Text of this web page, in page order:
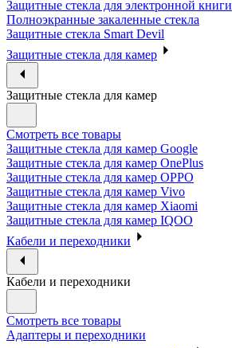
Защитные стекла для электронной книги
Полноэкранные закаленные стекла
Защитные стекла Smart Devil
Защитные стекла для камер
Защитные стекла для камер
Смотреть все товары
Защитные стекла для камер Google
Защитные стекла для камер OnePlus
Защитные стекла для камер OPPO
Защитные стекла для камер Vivo
Защитные стекла для камер Xiaomi
Защитные стекла для камер IQOO
Кабели и переходники
Кабели и переходники
Смотреть все товары
Адаптеры и переходники